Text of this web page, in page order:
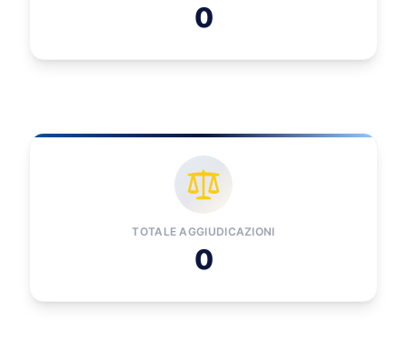
0
TOTALE AGGIUDICAZIONI
0